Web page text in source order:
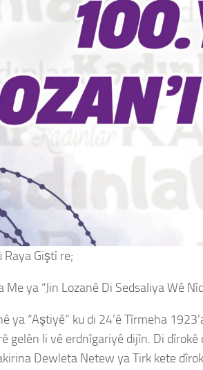
Raya Giştî re;
Me ya “Jin Lozanê Di Sedsaliya Wê
ya “Aştiyê” ku di 24’ê Tîrmeha
gelên li vê erdnîgariyê dijîn. Di
Dewleta Netew ya Tirk kete